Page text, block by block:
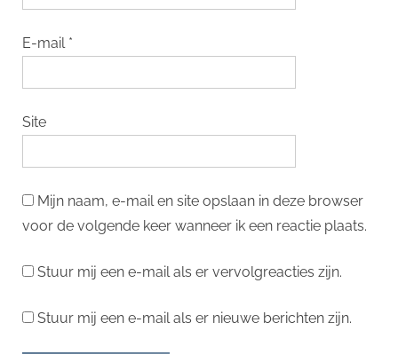
E-mail *
Site
Mijn naam, e-mail en site opslaan in deze browser
voor de volgende keer wanneer ik een reactie plaats.
Stuur mij een e-mail als er vervolgreacties zijn.
Stuur mij een e-mail als er nieuwe berichten zijn.